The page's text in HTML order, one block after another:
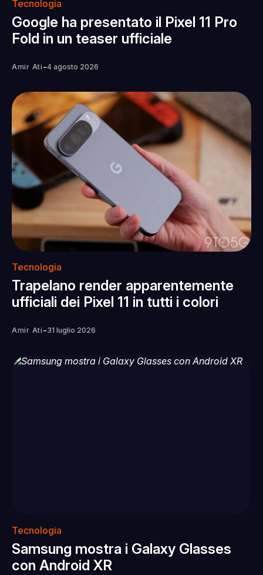
Tecnologia
Google ha presentato il Pixel 11 Pro
Fold in un teaser ufficiale
Amir Ati -4 agosto 2026
Tecnologia
Trapelano render apparentemente
ufficiali dei Pixel 11 in tutti i colori
Amir Ati -31 luglio 2026
Tecnologia
Samsung mostra i Galaxy Glasses
con Android XR